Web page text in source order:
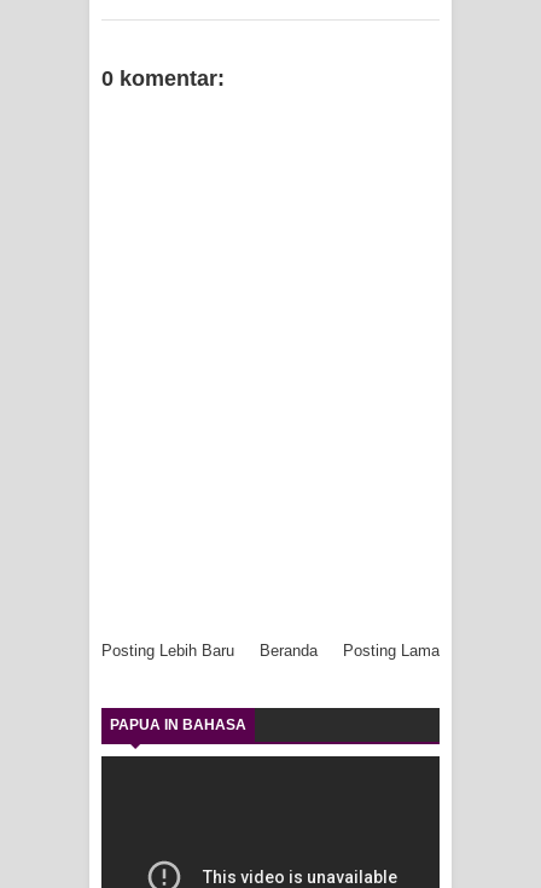
0 komentar:
Posting Lebih Baru Posting Lama
Beranda
PAPUA IN BAHASA